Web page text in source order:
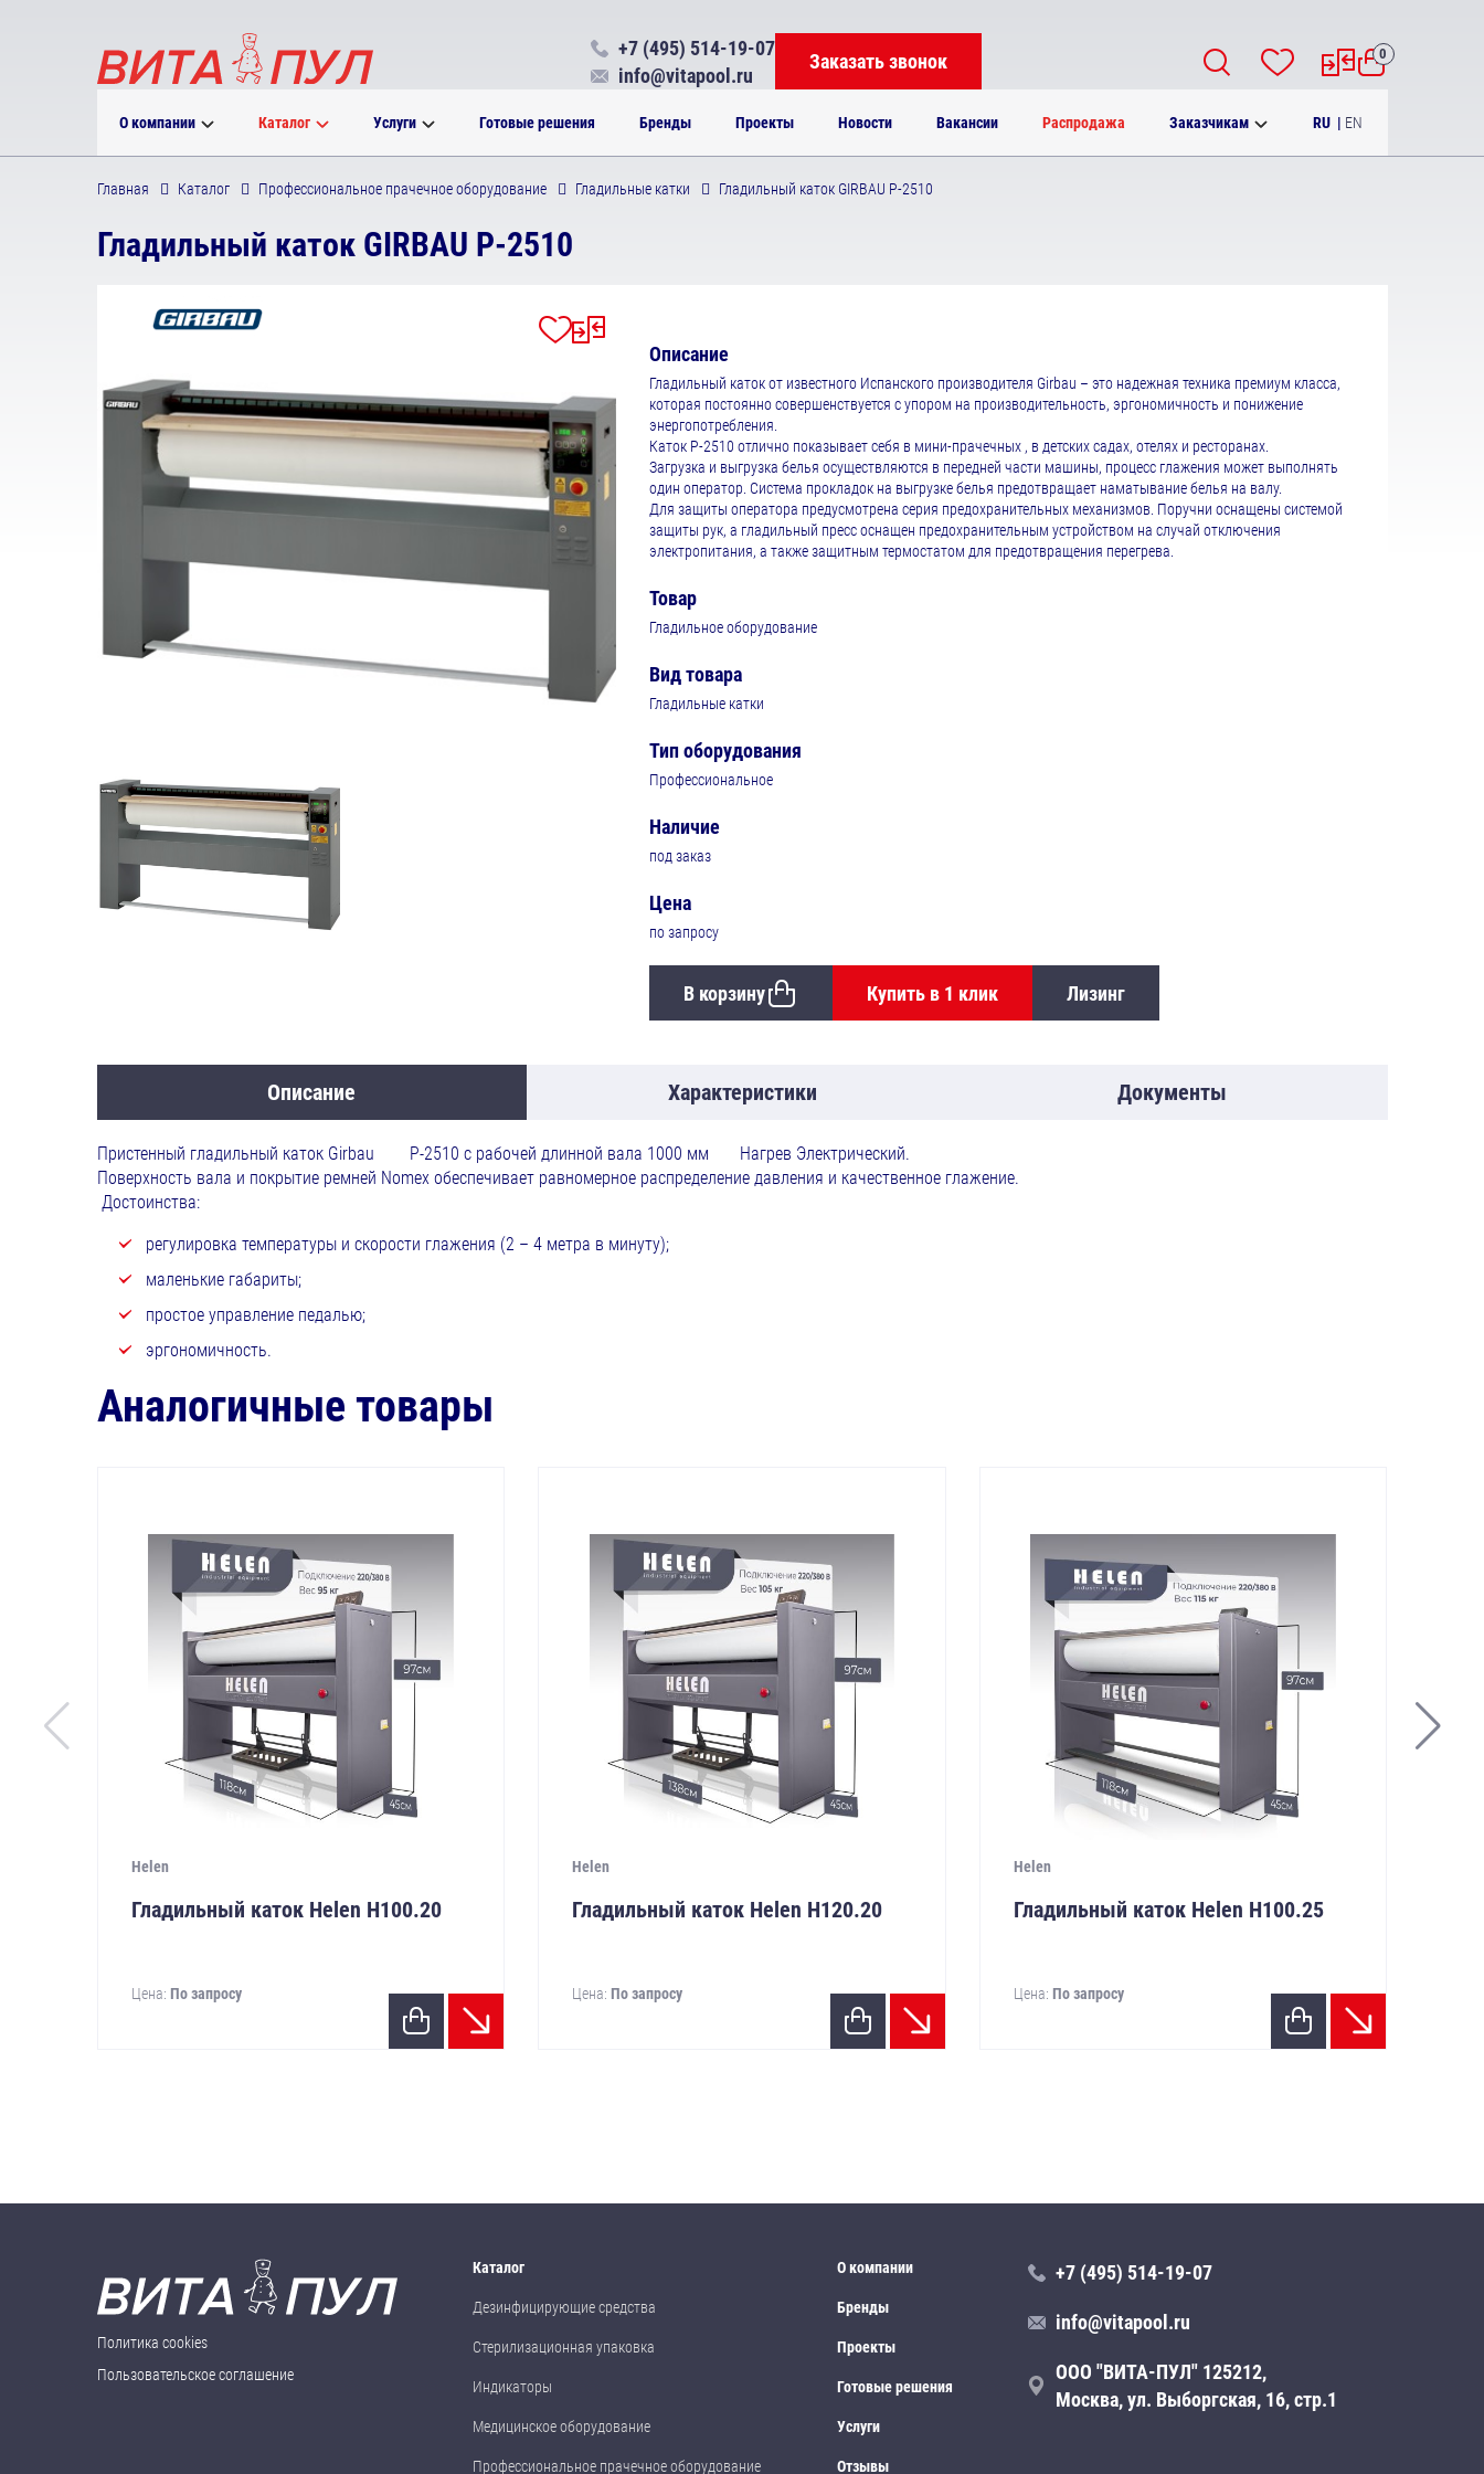
О компании Каталог Услуги Готовые решения Бренды Проекты Новости Вакансии Распродажа Заказчикам RU | EN
+7 (495) 514-19-07
info@vitapool.ru
Заказать звонок 0
Главная Каталог Профессиональное прачечное оборудование Гладильные катки Гладильный каток GIRBAU Р-2510
Гладильный каток GIRBAU Р-2510
Описание
Гладильный каток от известного Испанского производителя Girbau – это надежная техника премиум класса,
которая постоянно совершенствуется с упором на производительность, эргономичность и понижение
энергопотребления.
Каток P-2510 отлично показывает себя в мини-прачечных , в детских садах, отелях и ресторанах.
Загрузка и выгрузка белья осуществляются в передней части машины, процесс глажения может выполнять
один оператор. Система прокладок на выгрузке белья предотвращает наматывание белья на валу.
Для защиты оператора предусмотрена серия предохранительных механизмов. Поручни оснащены системой
защиты рук, а гладильный пресс оснащен предохранительным устройством на случай отключения
электропитания, а также защитным термостатом для предотвращения перегрева.
Товар
Гладильное оборудование
Вид товара
Гладильные катки
Тип оборудования
Профессиональное
Наличие
под заказ
Цена
по запросу
В корзину Купить в 1 клик Лизинг
Описание Характеристики Документы
Пристенный гладильный каток Girbau P-2510 с рабочей длинной вала 1000 мм Нагрев Электрический.
Поверхность вала и покрытие ремней Nomex обеспечивает равномерное распределение давления и качественное глажение.
Достоинства:
регулировка температуры и скорости глажения (2 – 4 метра в минуту);
маленькие габариты;
простое управление педалью;
эргономичность.
Аналогичные товары
Helen
Гладильный каток Helen Н100.20
Цена: По запросу
Helen
Гладильный каток Helen Н120.20
Цена:По запросу
Helen
Гладильный каток Helen Н100.25
Цена: По запросу
Политика cookies
Пользовательское соглашение
Каталог
Дезинфицирующие средства
Стерилизационная упаковка
Индикаторы
Медицинское оборудование
Профессиональное прачечное оборудование
О компании
Бренды
Проекты
Готовые решения
Услуги
Отзывы
+7 (495) 514-19-07
info@vitapool.ru
ООО "ВИТА-ПУЛ" 125212,
Москва, ул. Выборгская, 16, стр.1